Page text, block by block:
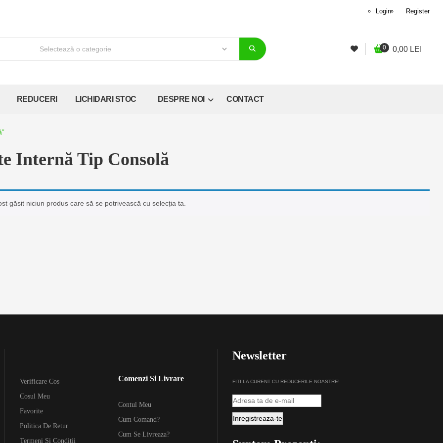
Login Register
0 0,00 LEI
REDUCERI LICHIDARI STOC DESPRE NOI CONTACT
Internă Tip Consolă
găsit niciun produs care să se potrivească cu selecția ta.
Verificare Cos
Cosul Meu
Favorite
Politica De Retur
Termeni Si Conditii
Comenzi Si Livrare
Contul Meu
Cum Comand?
Cum Se Livreaza?
Newsletter
FITI LA CURENT CU REDUCERILE NOASTRE!